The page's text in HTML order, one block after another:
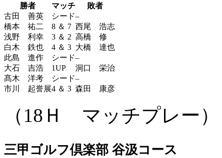
勝者 マッチ
敗者
古田 善英
シード–
橋本 祐二
8 ＆ 7 西尾 浩志
浅野 利幸
3 ＆ 2 高橋 修
白木 鉄也
4 ＆ 3 大橋 達也
此島 進作
シード–
大石 吉浩
1UP
洞口 栄治
髙木 洋考
シード–
市川 起誉展4 ＆ 3 森田 康彦
（18Ｈ マッチプレー）
三甲ゴルフ倶楽部 谷汲コース